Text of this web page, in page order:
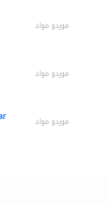
موردو مواد
موردو مواد
موردو مواد